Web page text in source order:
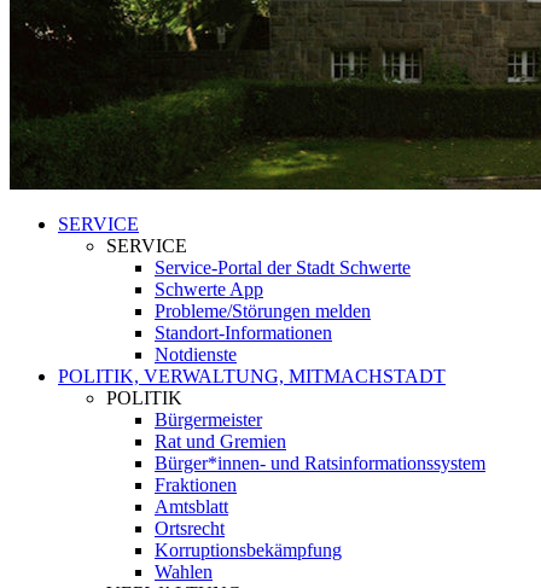
SERVICE
SERVICE
Service-Portal der Stadt Schwerte
Schwerte App
Probleme/Störungen melden
Standort-Informationen
Notdienste
POLITIK, VERWALTUNG, MITMACHSTADT
POLITIK
Bürgermeister
Rat und Gremien
Bürger*innen- und Ratsinformationssystem
Fraktionen
Amtsblatt
Ortsrecht
Korruptionsbekämpfung
Wahlen